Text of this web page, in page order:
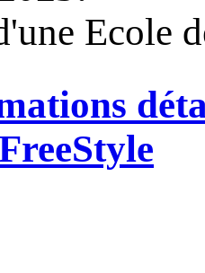
Ecole